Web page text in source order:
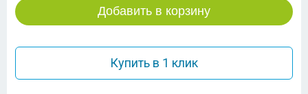
Добавить в корзину
Купить в 1 клик